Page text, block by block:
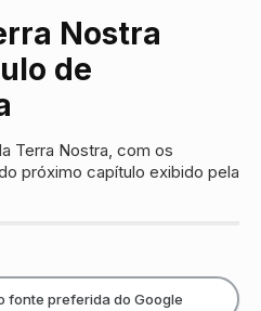
Nostra
de
Terra Nostra, com os
próximo capítulo exibido pela
fonte preferida do Google